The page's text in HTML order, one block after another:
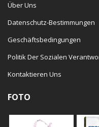
Über Uns
Datenschutz-Bestimmungen
Geschäftsbedingungen
Politik Der Sozialen
Kontaktieren Uns
FOTO